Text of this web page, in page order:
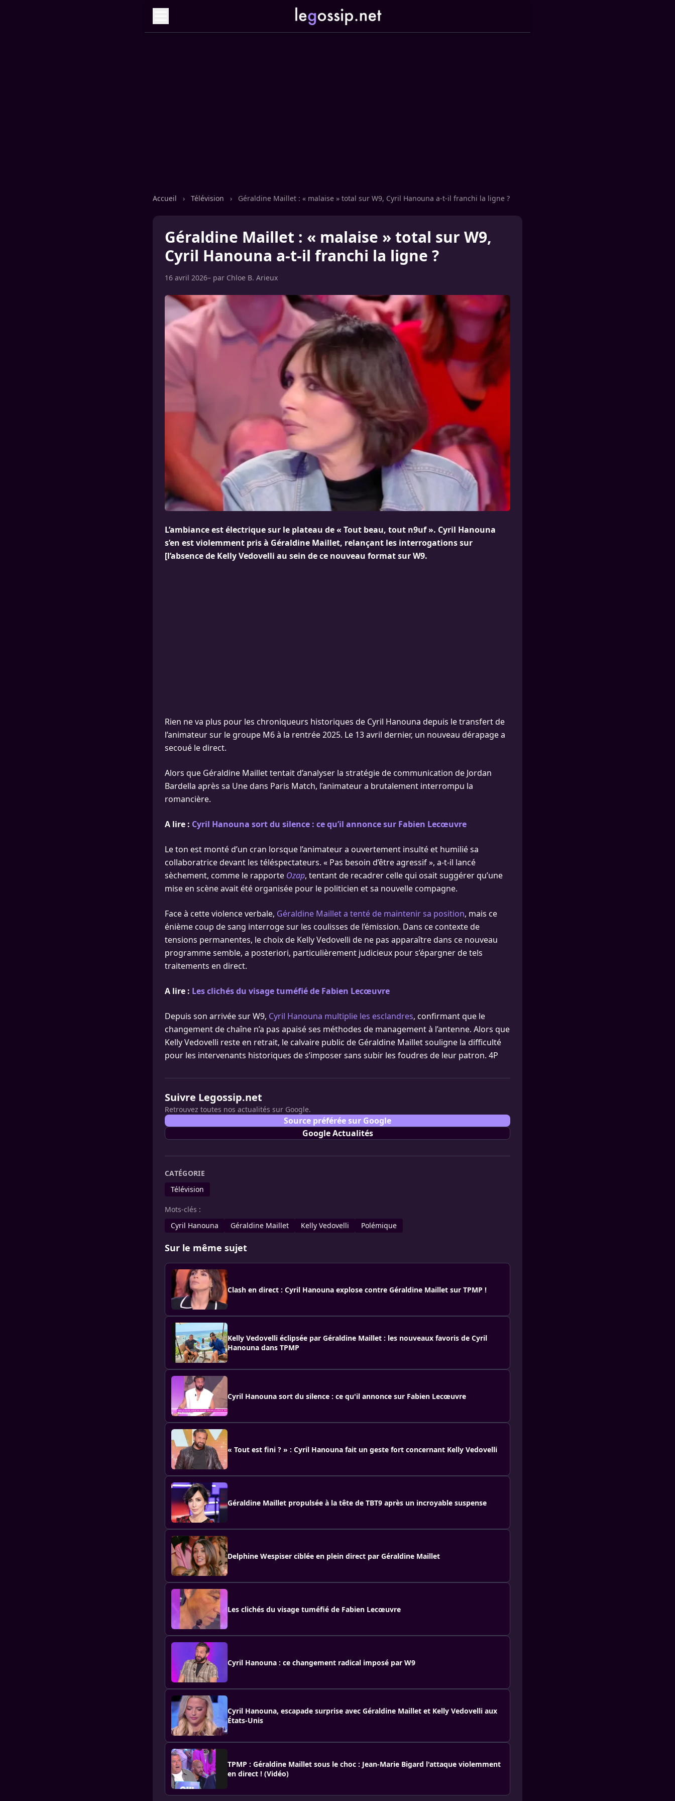
Accueil › Télévision › Géraldine Maillet : « malaise » total sur W9, Cyril Hanouna a-t-il franchi la ligne ?
Géraldine Maillet : « malaise » total sur W9,
Cyril Hanouna a-t-il franchi la ligne ?
16 avril 2026– par Chloe B. Arieux
L’ambiance est électrique sur le plateau de « Tout beau, tout n9uf ». Cyril Hanouna
s’en est violemment pris à Géraldine Maillet, relançant les interrogations sur
[l’absence de Kelly Vedovelli au sein de ce nouveau format sur W9.
Rien ne va plus pour les chroniqueurs historiques de Cyril Hanouna depuis le transfert de
l’animateur sur le groupe M6 à la rentrée 2025. Le 13 avril dernier, un nouveau dérapage a
secoué le direct.
Alors que Géraldine Maillet tentait d’analyser la stratégie de communication de Jordan
Bardella après sa Une dans Paris Match, l’animateur a brutalement interrompu la
romancière.
A lire : Cyril Hanouna sort du silence : ce qu’il annonce sur Fabien Lecœuvre
Le ton est monté d’un cran lorsque l’animateur a ouvertement insulté et humilié sa
collaboratrice devant les téléspectateurs. « Pas besoin d’être agressif », a-t-il lancé
sèchement, comme le rapporte Ozap, tentant de recadrer celle qui osait suggérer qu’une
mise en scène avait été organisée pour le politicien et sa nouvelle compagne.
Face à cette violence verbale, Géraldine Maillet a tenté de maintenir sa position, mais ce
énième coup de sang interroge sur les coulisses de l’émission. Dans ce contexte de
tensions permanentes, le choix de Kelly Vedovelli de ne pas apparaître dans ce nouveau
programme semble, a posteriori, particulièrement judicieux pour s’épargner de tels
traitements en direct.
A lire : Les clichés du visage tuméfié de Fabien Lecœuvre
Depuis son arrivée sur W9, Cyril Hanouna multiplie les esclandres, confirmant que le
changement de chaîne n’a pas apaisé ses méthodes de management à l’antenne. Alors que
Kelly Vedovelli reste en retrait, le calvaire public de Géraldine Maillet souligne la difficulté
pour les intervenants historiques de s’imposer sans subir les foudres de leur patron. 4P
Suivre Legossip.net
Retrouvez toutes nos actualités sur Google.
Source préférée sur Google
Google Actualités
CATÉGORIE
Télévision
Mots-clés :
Cyril Hanouna
Géraldine Maillet Kelly Vedovelli Polémique
Sur le même sujet
Clash en direct : Cyril Hanouna explose contre Géraldine Maillet sur TPMP !
Kelly Vedovelli éclipsée par Géraldine Maillet : les nouveaux favoris de Cyril
Hanouna dans TPMP
Cyril Hanouna sort du silence : ce qu'il annonce sur Fabien Lecœuvre
« Tout est fini ? » : Cyril Hanouna fait un geste fort concernant Kelly Vedovelli
Géraldine Maillet propulsée à la tête de TBT9 après un incroyable suspense
Delphine Wespiser ciblée en plein direct par Géraldine Maillet
Les clichés du visage tuméfié de Fabien Lecœuvre
Cyril Hanouna : ce changement radical imposé par W9
Cyril Hanouna, escapade surprise avec Géraldine Maillet et Kelly Vedovelli aux
États-Unis
TPMP : Géraldine Maillet sous le choc : Jean-Marie Bigard l'attaque violemment
en direct ! (Vidéo)